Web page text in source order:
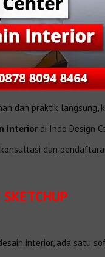
dan praktik langsung,
Interior di Indo Design
dan
interior, ada satu